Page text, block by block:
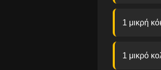
1 μικρή
1 μικρό